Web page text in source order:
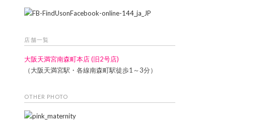
店舗一覧
大阪天満宮南森町本店 (旧2号店)
（大阪天満宮駅・各線南森町駅徒歩1～3分）
OTHER PHOTO